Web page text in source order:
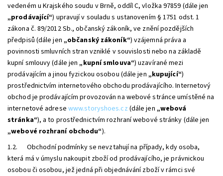
vedeném u Krajského soudu v Brně, oddílC, vložka97859 (dále jen
„prodávající“) upravují v souladu s ustanovením § 1751 odst. 1
zákona č. 89/2012 Sb., občanský zákoník, ve znění pozdějších
předpisů (dále jen „občanský zákoník“) vzájemná práva a
povinnosti smluvních stran vzniklé v souvislosti nebo na základě
kupní smlouvy (dále jen„kupní smlouva“) uzavírané mezi
prodávajícím a jinou fyzickou osobou (dále jen „kupující“)
prostřednictvím internetového obchodu prodávajícího. Internetový
obchod je prodávajícím provozován na webové stránce umístěné na
internetové adrese www.storyshoes.cz (dále jen „webová
stránka“), a to prostřednictvím rozhraní webové stránky (dále jen
„webové rozhraní obchodu“).
1.2. Obchodní podmínky se nevztahují na případy, kdy osoba,
která má v úmyslu nakoupit zboží od prodávajícího, je právnickou
osobou či osobou, jež jedná při objednávání zboží v rámci své